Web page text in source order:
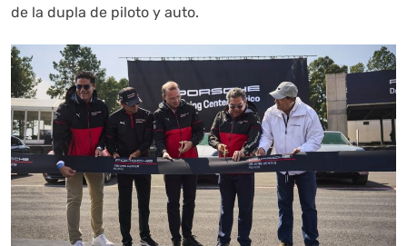
de la dupla de piloto y auto.
información referencial que puede contener errores.
diariamente su exactitud."